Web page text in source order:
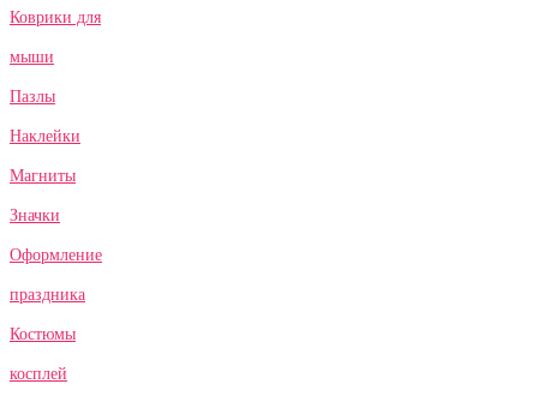
Коврики для
мыши
Пазлы
Наклейки
Магниты
Значки
Оформление
праздника
Костюмы
косплей